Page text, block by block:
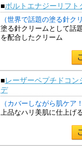
■ボルトエナジーリフト
（世界で話題の塗る針ク
塗る針クリームとして話
を配合したクリーム
■レーザーペプチドコン
デ
（カバーしながら肌ケア！
上品なハリ美肌に仕上げ